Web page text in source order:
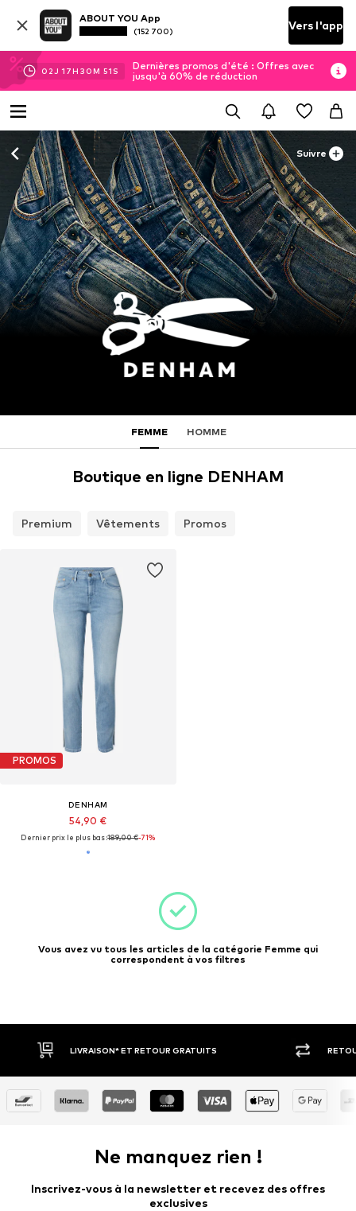
ABOUT YOU App
(152 700) Vers l'app
02J 17H 30M 51 S
Dernières promos d'été : Offres avec
jusqu'à 60% de réduction
Suivre
FEMME HOMME
Boutique en ligne DENHAM
Premium Vêtements Promos
PROMOS
DENHAM
54,90 €
Dernier prix le plus bas :189,00 €-71%
Vous avez vu tous les articles de la catégorie Femme qui
correspondent à vos filtres
LIVRAISON* ET RETOUR GRATUITS
Ne manquez rien !
Inscrivez-vous à la newsletter et recevez des offres
exclusives